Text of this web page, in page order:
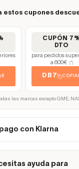
estos cupones
CUPÓN
DTO
para pedidos
a 600€
(*)
DB7
las marcas excepto GME,
con Klarna
ayuda para